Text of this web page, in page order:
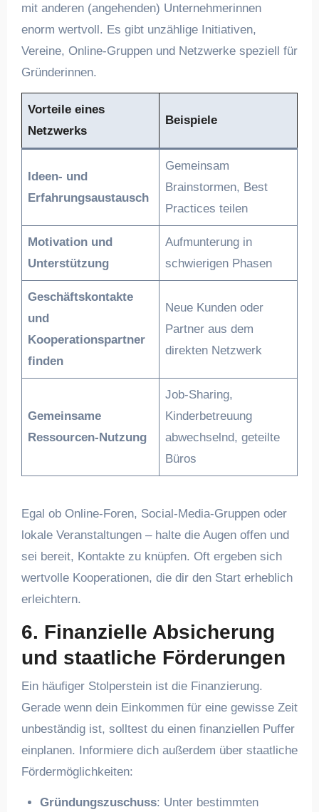
mit anderen (angehenden) Unternehmerinnen
enorm wertvoll. Es gibt unzählige Initiativen,
Vereine, Online-Gruppen und Netzwerke speziell für
Gründerinnen.
Vorteile eines
Netzwerks
Beispiele
Ideen- und
Erfahrungsaustausch
Gemeinsam
Brainstormen, Best
Practices teilen
Motivation und
Unterstützung
Aufmunterung in
schwierigen Phasen
Geschäftskontakte
und
Kooperationspartner
finden
Neue Kunden oder
Partner aus dem
direkten Netzwerk
Gemeinsame
Ressourcen-Nutzung
Job-Sharing,
Kinderbetreuung
abwechselnd, geteilte
Büros
Egal ob Online-Foren, Social-Media-Gruppen oder
lokale Veranstaltungen – halte die Augen offen und
sei bereit, Kontakte zu knüpfen. Oft ergeben sich
wertvolle Kooperationen, die dir den Start erheblich
erleichtern.
6. Finanzielle Absicherung
und staatliche Förderungen
Ein häufiger Stolperstein ist die Finanzierung.
Gerade wenn dein Einkommen für eine gewisse Zeit
unbeständig ist, solltest du einen finanziellen Puffer
einplanen. Informiere dich außerdem über staatliche
Fördermöglichkeiten:
Gründungszuschuss: Unter bestimmten